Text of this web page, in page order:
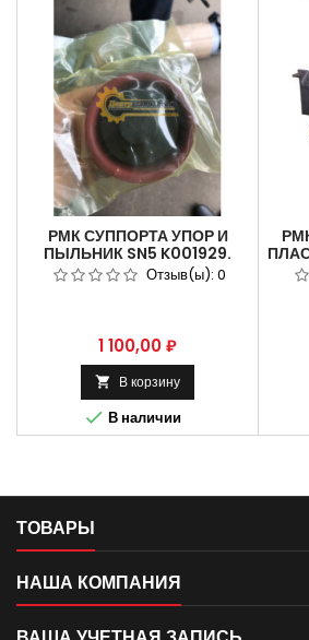
РМК СУППОРТА УПОР И
ПЫЛЬНИК SN5 K001929.
Отзыв(ы): 0
Цена
1 100,00 ₽
 В корзину
 В наличии
ТОВАРЫ
НАША КОМПАНИЯ